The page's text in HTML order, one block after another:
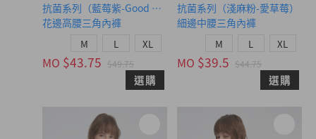
抗菌系列（藍莓紫-Good on you）
花邊高腰三角內褲
M L XL
MO $43.75 $49.75
選購
抗菌系列（淺麻粉-愛草莓）
細邊中腰三角內褲
M L XL
MO $39.5 $44.75
選購